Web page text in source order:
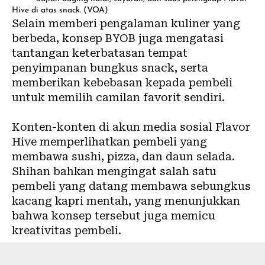
Hive di atas snack. (VOA)
Selain memberi pengalaman kuliner yang
berbeda, konsep BYOB juga mengatasi
tantangan keterbatasan tempat
penyimpanan bungkus snack, serta
memberikan kebebasan kepada pembeli
untuk memilih camilan favorit sendiri.
Konten-konten di akun media sosial Flavor
Hive memperlihatkan pembeli yang
membawa sushi, pizza, dan daun selada.
Shihan bahkan mengingat salah satu
pembeli yang datang membawa sebungkus
kacang kapri mentah, yang menunjukkan
bahwa konsep tersebut juga memicu
kreativitas pembeli.